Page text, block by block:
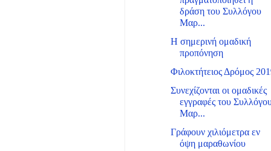
δράση του Συλλόγου
Μαρ...
Η σημερινή ομαδική
προπόνηση
Φιλοκτήτειος Δρόμος
Συνεχίζονται οι ομαδικές
εγγραφές του
Μαρ...
Γράφουν χιλιόμετρα εν
όψη μαραθωνίου